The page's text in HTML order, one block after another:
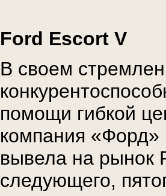
Ford Escort V
В своем
помощи гибкой
компания «Форд»
вывела на рынок
следующего,